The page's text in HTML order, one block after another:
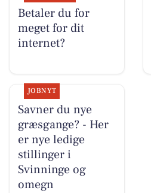
Betaler du for
meget for dit
internet?
JOBNYT
Savner du nye
græsgange? - Her
er nye ledige
stillinger i
Svinninge og
omegn